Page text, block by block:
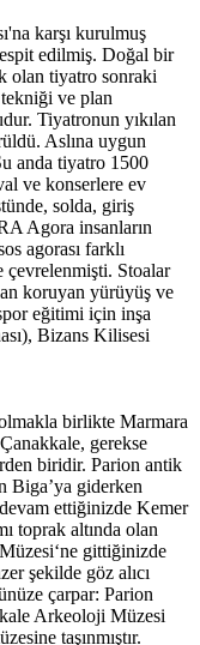
karşı kurulmuş
edilmiş. Doğal bir
olan tiyatro sonraki
tekniği ve plan
Tiyatronun yıkılan
Aslına uygun
anda tiyatro 1500
ve konserlere ev
solda, giriş
Agora insanların
agorası farklı
çevrelenmişti. Stoalar
koruyan yürüyüş ve
eğitimi için inşa
Bizans Kilisesi
birlikte Marmara
gerekse
biridir. Parion antik
Biga’ya giderken
ettiğinizde Kemer
toprak altında olan
gittiğinizde
şekilde göz alıcı
çarpar: Parion
Arkeoloji Müzesi
taşınmıştır.